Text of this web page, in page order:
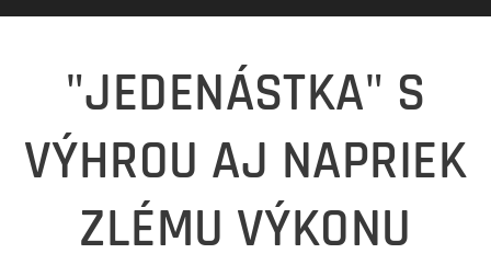
"JEDENÁSTKA" S
VÝHROU AJ NAPRIEK
ZLÉMU VÝKONU